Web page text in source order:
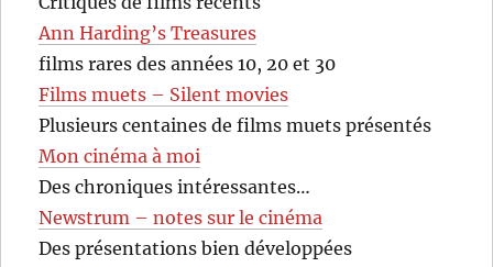
Ann Harding’s Treasures
films rares des années 10, 20 et 30
Films muets – Silent movies
Plusieurs centaines de films muets présentés
Mon cinéma à moi
Des chroniques intéressantes…
Newstrum – notes sur le cinéma
Des présentations bien développées